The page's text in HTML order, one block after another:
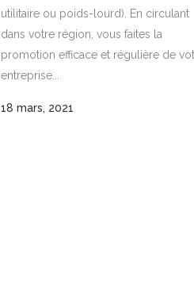
utilitaire ou poids-lourd). En circulant
dans votre région, vous faites la
promotion efficace et régulière de
entreprise...
18 mars, 2021